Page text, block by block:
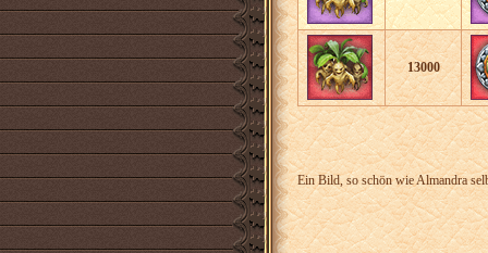
13000
Ein Bild, so schön wie Almandra